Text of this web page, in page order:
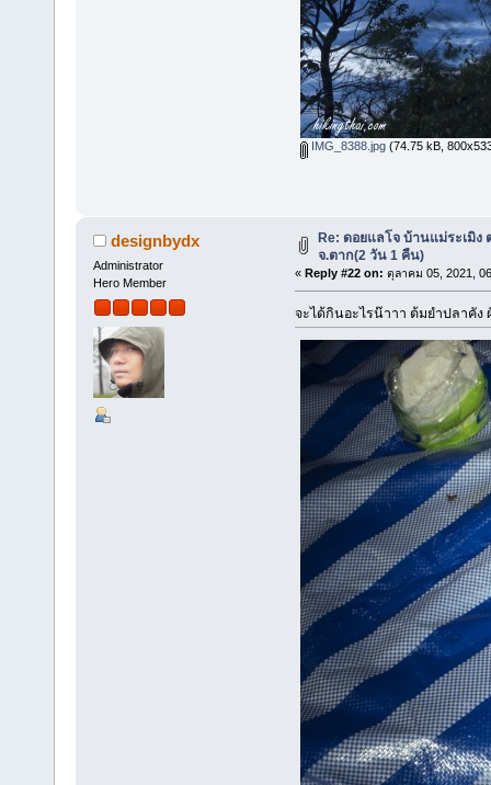
IMG_8388.jpg(74.75 kB,
designbydx
Administrator
Hero Member
Re: ดอยแลโจ บ้านแม่ระเมิง
จ.ตาก(2 วัน 1 คืน)
« Reply #22 on: ตุลาคม 05, 2021,
จะได้กินอะไรน๊าาา ต้มยำปลาคัง